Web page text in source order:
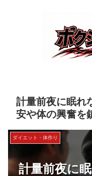
計量前夜に眠れ
安や体の興奮を
計量前夜に
ダイエット・体作り